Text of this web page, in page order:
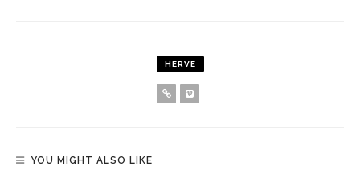
HERVE
YOU MIGHT ALSO LIKE